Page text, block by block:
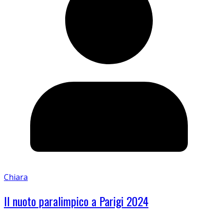
Chiara
Il nuoto paralimpico a Parigi 2024